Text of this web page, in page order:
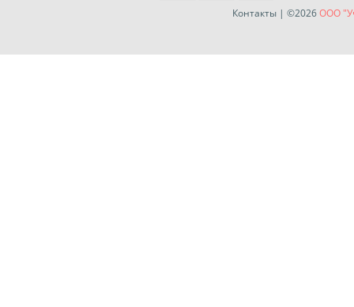
Контакты | ©2026ООО